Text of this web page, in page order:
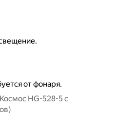
от фонаря.
HG-528-5 с